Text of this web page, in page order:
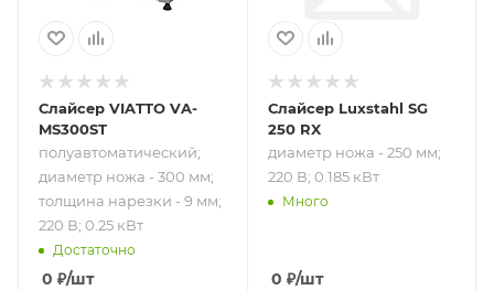
Слайсер VIATTO VA-
MS300ST
полуавтоматический;
диаметр ножа - 300 мм;
толщина нарезки - 9 мм;
220 В; 0.25 кВт
Достаточно
0 ₽/шт
Слайсер Luxstahl SG
250 RX
диаметр ножа - 250 мм;
220 В; 0.185 кВт
Много
0 ₽/шт